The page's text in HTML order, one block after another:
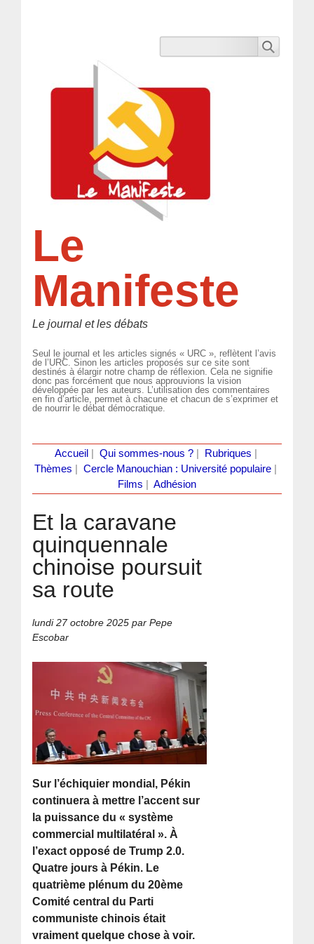
Le
Manifeste
Le journal et les débats
Seul le journal et les articles signés « URC », reflètent l’avis
de l’URC. Sinon les articles proposés sur ce site sont
destinés à élargir notre champ de réflexion. Cela ne signifie
donc pas forcément que nous approuvions la vision
développée par les auteurs. L’utilisation des commentaires
en fin d’article, permet à chacune et chacun de s’exprimer et
de nourrir le débat démocratique.
Accueil Qui sommes-nous ?| Rubriques
Thèmes
Cercle Manouchian : Université populaire
Films
Adhésion
Et la caravane
quinquennale
chinoise poursuit
sa route
lundi 27 octobre 2025 par Pepe
Escobar
Sur l’échiquier mondial, Pékin
continuera à mettre l’accent sur
la puissance du « système
commercial multilatéral ». À
l’exact opposé de Trump 2.0.
Quatre jours à Pékin. Le
quatrième plénum du 20ème
Comité central du Parti
communiste chinois était
vraiment quelque chose à voir.